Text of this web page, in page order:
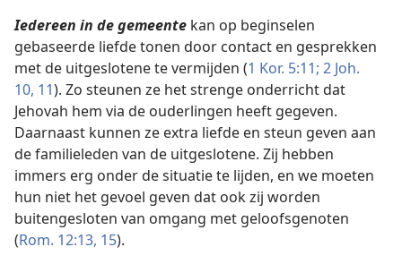
Iedereen in de gemeente kan op beginselen
gebaseerde liefde tonen door contact en gesprekken
met de uitgeslotene te vermijden (1 Kor. 5:11; 2 Joh.
10, 11). Zo steunen ze het strenge onderricht dat
Jehovah hem via de ouderlingen heeft gegeven.
Daarnaast kunnen ze extra liefde en steun geven aan
de familieleden van de uitgeslotene. Zij hebben
immers erg onder de situatie te lijden, en we moeten
hun niet het gevoel geven dat ook zij worden
buitengesloten van omgang met geloofsgenoten
(Rom. 12:13, 15).